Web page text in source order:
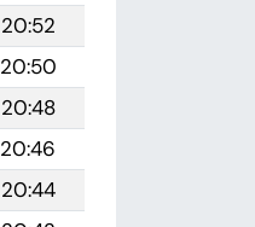
20:52
20:50
20:48
20:46
20:44